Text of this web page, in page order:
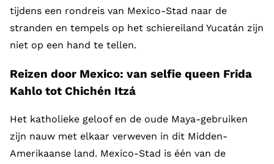
tijdens een rondreis van Mexico-Stad naar de
stranden en tempels op het schiereiland Yucatán zijn
niet op een hand te tellen.
Reizen door Mexico: van selfie queen Frida
Kahlo tot Chichén Itzá
Het katholieke geloof en de oude Maya-gebruiken
zijn nauw met elkaar verweven in dit Midden-
Amerikaanse land. Mexico-Stad is één van de